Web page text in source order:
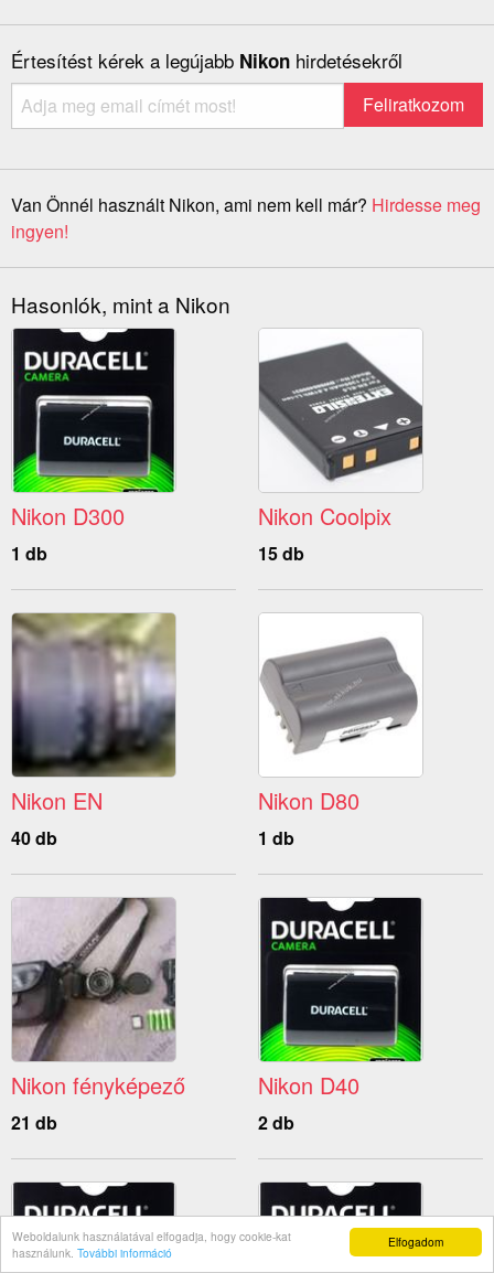
Elfogadom
Weboldalunk használatával elfogadja, hogy cookie-kat
használunk. További információ
Értesítést kérek a legújabb Nikon hirdetésekről
Van Önnél használt Nikon, ami nem kell már? Hirdesse meg
ingyen!
Hasonlók, mint a Nikon
Nikon D300
1 db
Nikon Coolpix
15 db
Nikon EN
40 db
Nikon D80
1 db
Nikon fényképező
21 db
Nikon D40
2 db